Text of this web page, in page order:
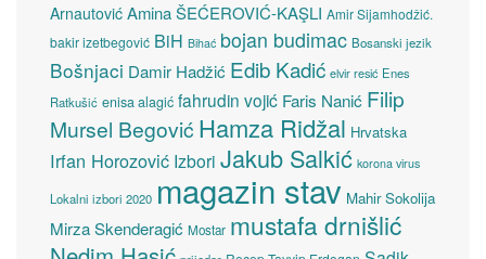
Arnautović Amina ŠEĆEROVIĆ-KAŞLI Amir Sijamhodžić.
bakir izetbegović BiH Bihać bojan budimac Bosanski jezik
Bošnjaci Damir Hadžić Edib Kadić elvir resić Enes
Ratkušić enisa alagić fahrudin vojić Faris Nanić Filip
Mursel Begović Hamza Ridžal Hrvatska
Irfan Horozović Izbori Jakub Salkić korona virus
Lokalni izbori 2020 magazin stav Mahir Sokolija
Mirza Skenderagić Mostar mustafa drnišlić